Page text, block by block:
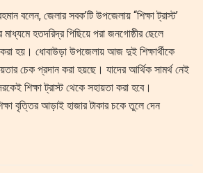
বলেন, জেলার সবক’টি উপজেলায় “শিক্ষা ট্রাস্ট’
হতদরিদ্র পিছিয়ে পরা জনগোষ্ঠীর ছেলে
করা হয়। ধোবাউড়া উপজেলায় আজ দুই শিক্ষার্থীকে
চেক প্রদান করা হয়ছে। যাদের আর্থিক সামর্থ নেই
শিক্ষা ট্রাস্ট থেকে সহায়তা করা হবে।
বৃত্তির আড়াই হাজার টাকার চকে তুলে দেন